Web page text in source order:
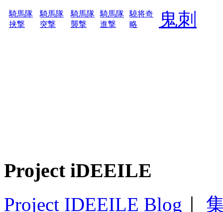
騎馬隊
挟撃
騎馬隊
突撃
騎馬隊
襲撃
騎馬隊
進撃
驍将奇
略
鬼刺
Project iDEEILE
Project IDEEILE Blog